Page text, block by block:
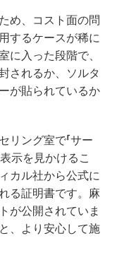
め、コスト面の問
するケースが稀に
に入った段階で、
されるか、ソルタ
が貼られているか
リング室で「サー
示を見かけるこ
カル社から公式に
る証明書です。麻
が公開されていま
、より安心して施